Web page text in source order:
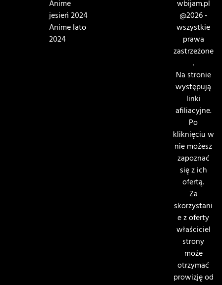
Anime
jesień 2024
Anime lato
2024
wbijam.pl
@2026 -
wszystkie
prawa
zastrzeżone
.
Na stronie
występują
linki
afiliacyjne.
Po
kliknięciu w
nie możesz
zapoznać
się z ich
ofertą.
Za
skorzystani
e z oferty
właściciel
strony
może
otrzymać
prowizję od